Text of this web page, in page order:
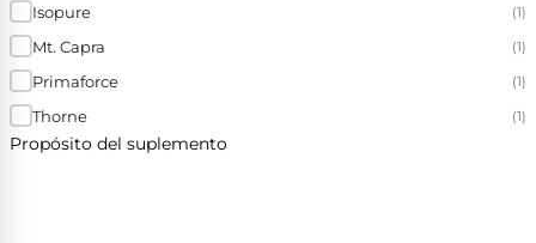
Isopure (1)
Mt. Capra (1)
Primaforce (1)
Thorne (1)
Propósito del suplemento